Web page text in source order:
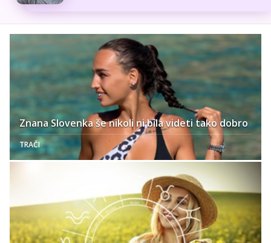
Znana Slovenka še nikoli ni bila videti tako dobro
TRAČI